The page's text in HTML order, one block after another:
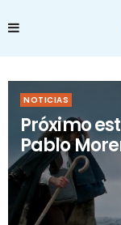
NOTICIAS
Próximo
Pablo